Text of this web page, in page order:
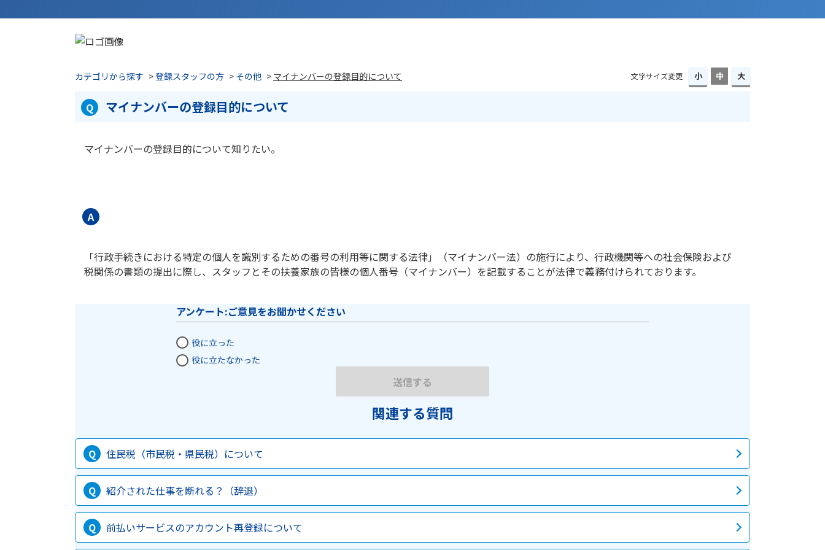
文字サイズ変更
カテゴリから探す >登録スタッフの方 > その他 > マイナンバーの登録目的について
マイナンバーの登録目的について
マイナンバーの登録目的について知りたい。
「行政手続きにおける特定の個人を識別するための番号の利用等に関する法律」（マイナンバー法）の施行により、行政機関等への社会保険および
税関係の書類の提出に際し、スタッフとその扶養家族の皆様の個人番号（マイナンバー）を記載することが法律で義務付けられております。
アンケート:ご意見をお聞かせください
役に立った
役に立たなかった
関連する質問
住民税（市民税・県民税）について
紹介された仕事を断れる？（辞退）
前払いサービスのアカウント再登録について